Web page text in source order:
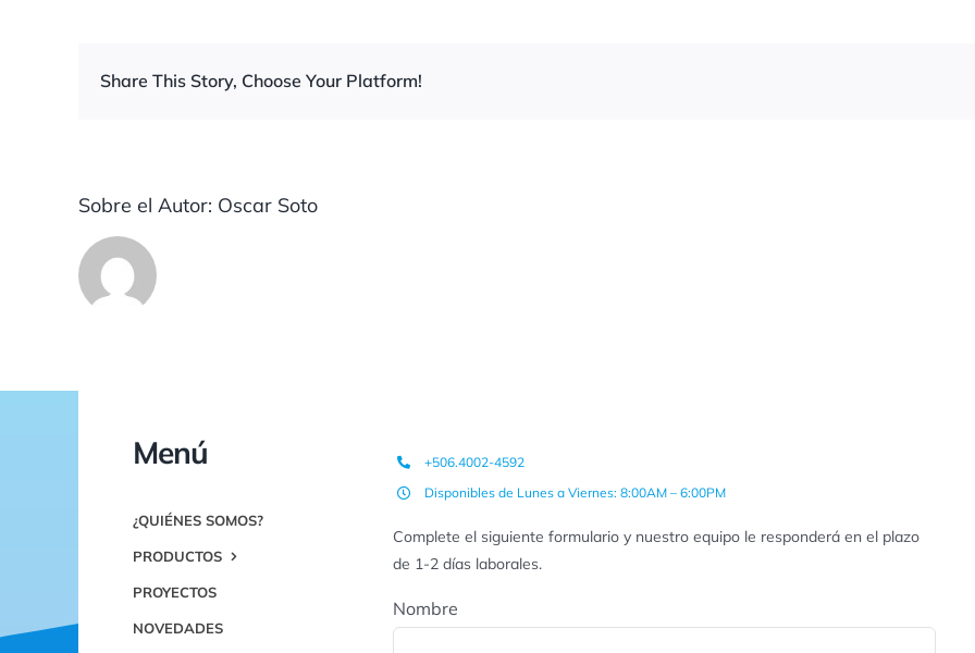
Share This Story, Choose Your Platform!
Sobre el Autor: Oscar Soto
Menú
¿QUIÉNES SOMOS?
PRODUCTOS
PROYECTOS
NOVEDADES
+506.4002-4592
Disponibles de Lunes a Viernes: 8:00AM – 6:00PM
Complete el siguiente formulario y nuestro equipo le responderá en el plazo
de 1-2 días laborales.
Nombre